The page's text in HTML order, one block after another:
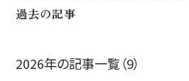
過去の記事
2026年の記事一覧（9）